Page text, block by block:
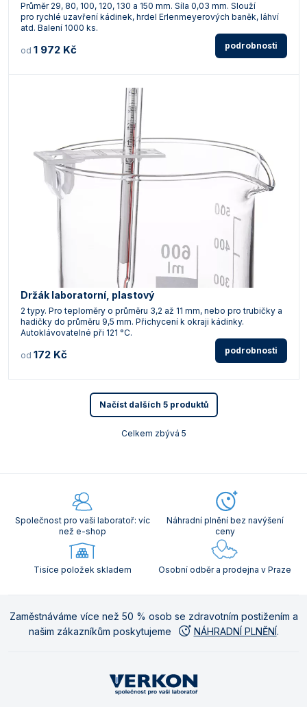
Průměr 29, 80, 100, 120, 130 a 150 mm. Síla 0,03 mm. Slouží
pro rychlé uzavření kádinek, hrdel Erlenmeyerových baněk, láhví
atd. Balení 1000 ks.
od 1 972 Kč podrobnosti
Držák laboratorní, plastový
2 typy. Pro teploměry o průměru 3,2 až 11 mm, nebo pro trubičky a
hadičky do průměru 9,5 mm. Přichycení k okraji kádinky.
Autoklávovatelné při 121 °C.
od 172 Kč podrobnosti
Načíst dalších 5 produktů
Celkem zbývá 5
Společnost pro vaši laboratoř: víc
než e-shop
Náhradní plnění bez navýšení
ceny
Tisíce položek skladem Osobní odběr a prodejna v Praze
Zaměstnáváme více než 50 % osob se zdravotním postižením a
našim zákazníkům poskytujeme
NÁHRADNÍ PLNĚNÍ.